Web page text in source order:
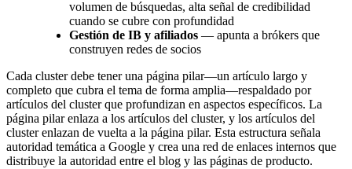
volumen de búsquedas, alta señal de credibilidad
cuando se cubre con profundidad
Gestión de IB y afiliados — apunta a brókers que
construyen redes de socios
Cada cluster debe tener una página pilar—un artículo largo y
completo que cubra el tema de forma amplia—respaldado por
artículos del cluster que profundizan en aspectos específicos. La
página pilar enlaza a los artículos del cluster, y los artículos del
cluster enlazan de vuelta a la página pilar. Esta estructura señala
autoridad temática a Google y crea una red de enlaces internos que
distribuye la autoridad entre el blog y las páginas de producto.